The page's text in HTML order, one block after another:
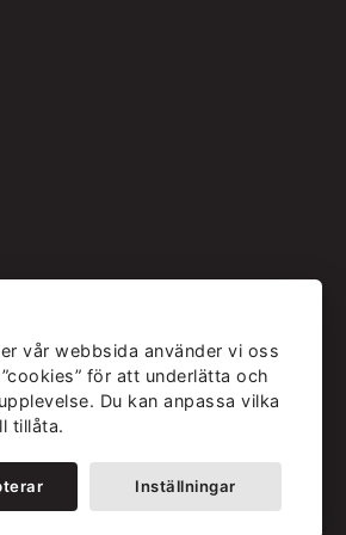
vår webbsida använder vi oss
för att underlätta och
Du kan anpassa vilka
tillåta.
Inställningar